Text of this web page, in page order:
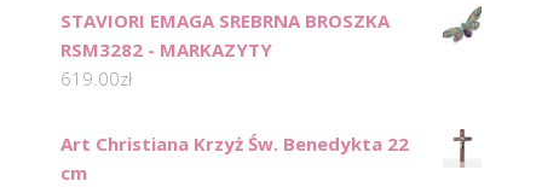
STAVIORI EMAGA SREBRNA BROSZKA
RSM3282 - MARKAZYTY
619.00zł
Art Christiana Krzyż Św. Benedykta 22
cm